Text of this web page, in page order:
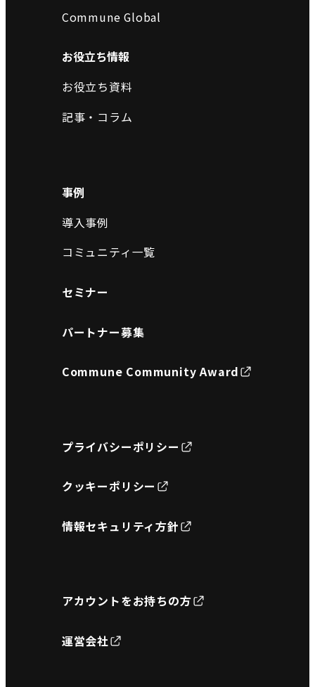
Commune Global
お役立ち情報
お役立ち資料
記事・コラム
事例
導入事例
コミュニティ一覧
セミナー
パートナー募集
Commune Community Award
プライバシーポリシー
クッキーポリシー
情報セキュリティ方針
アカウントをお持ちの方
運営会社